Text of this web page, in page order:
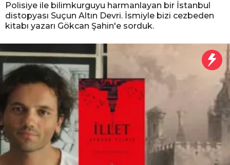
Polisiye ile bilimkurguyu harmanlayan bir İstanbul
distopyası Suçun Altın Devri. İsmiyle bizi cezbeden
kitabı yazarı Gökcan Şahin'e sorduk.